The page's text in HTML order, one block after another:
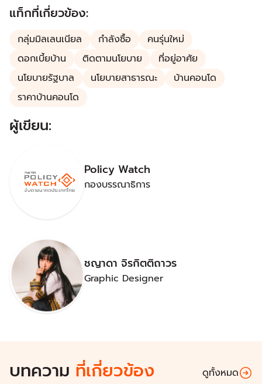
แท็กที่เกี่ยวข้อง:
กลุ่มมิลเลนเนียล กำลังซื้อ
คนรุ่นใหม่
ดอกเบี้ยบ้าน
ติดตามนโยบาย
ที่อยู่อาศัย
นโยบายรัฐบาล
นโยบายสาธารณะ
บ้านคอนโด
ราคาบ้านคอนโด
ผู้เขียน:
Policy Watch
กองบรรณาธิการ
ชญาดา จิรกิตติถาวร
Graphic Designer
บทความ ที่เกี่ยวข้อง ดูทั้งหมด